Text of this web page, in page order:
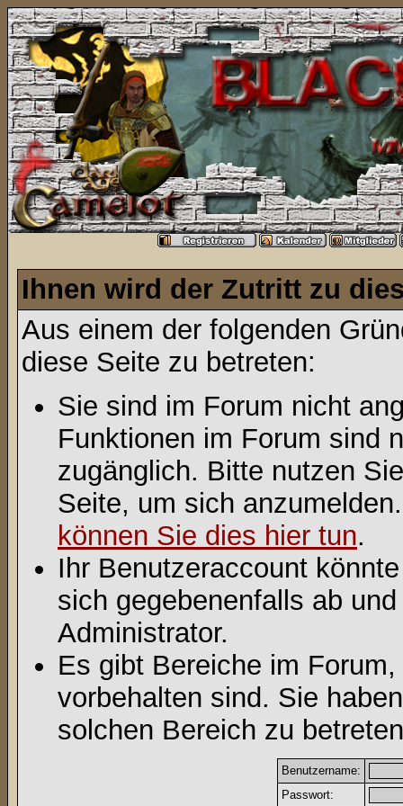
Ihnen wird der Zutritt zu
Aus einem der folgenden
diese Seite zu betreten:
Sie sind im Forum nicht
Funktionen im Forum sind
zugänglich. Bitte nutzen
Seite, um sich
können Sie dies hier tun.
Ihr Benutzeraccount
sich gegebenenfalls ab
Administrator.
Es gibt Bereiche im
vorbehalten sind. Sie
solchen Bereich zu
Benutzername:
Passwort: